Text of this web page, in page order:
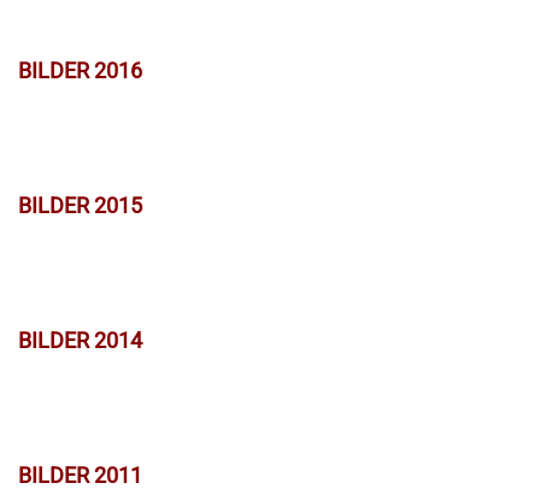
BILDER 2016
BILDER 2015
BILDER 2014
BILDER 2011